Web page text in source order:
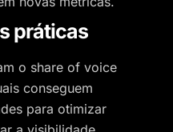
práticas
o share of voice
conseguem
para otimizar